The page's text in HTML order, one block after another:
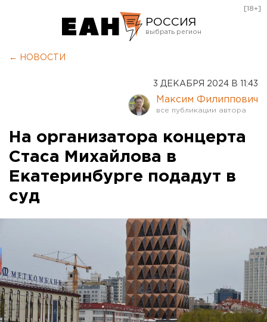
РОССИЯ
Оренбург
[18+]
← НОВОСТИ
3 ДЕКАБРЯ 2024 В 11:43
Максим Филиппович
На организатора концерта
Стаса Михайлова в
Екатеринбурге подадут в
суд